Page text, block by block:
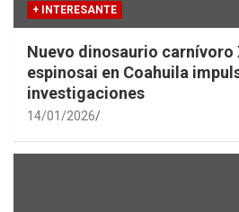
+ INTERESANTE
Nuevo dinosaurio carnívoro
espinosai en Coahuila
investigaciones
14/01/2026